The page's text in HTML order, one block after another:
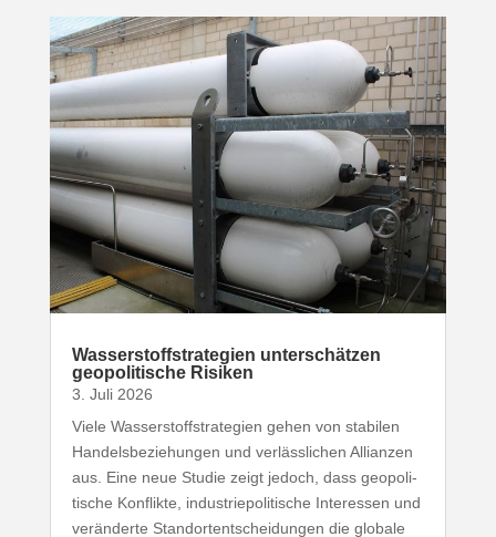
Wasser­stoff­stra­tegien unter­schätzen
geopo­li­tische Risiken
3. Juli 2026
Viele Wasser­stoff­stra­tegien gehen von stabilen
Handels­be­zie­hungen und verläss­lichen Allianzen
aus. Eine neue Studie zeigt jedoch, dass geopo­li­
tische Konflikte, indus­trie­po­li­tische Inter­essen und
verän­derte Stand­ort­ent­schei­dungen die globale